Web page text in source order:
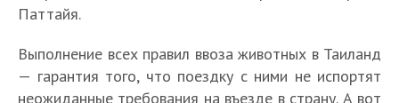
Паттайя.
Выполнение всех правил ввоза животных в Таиланд
— гарантия того, что поездку с ними не испортят
неожиданные требования на въезде в страну. А вот